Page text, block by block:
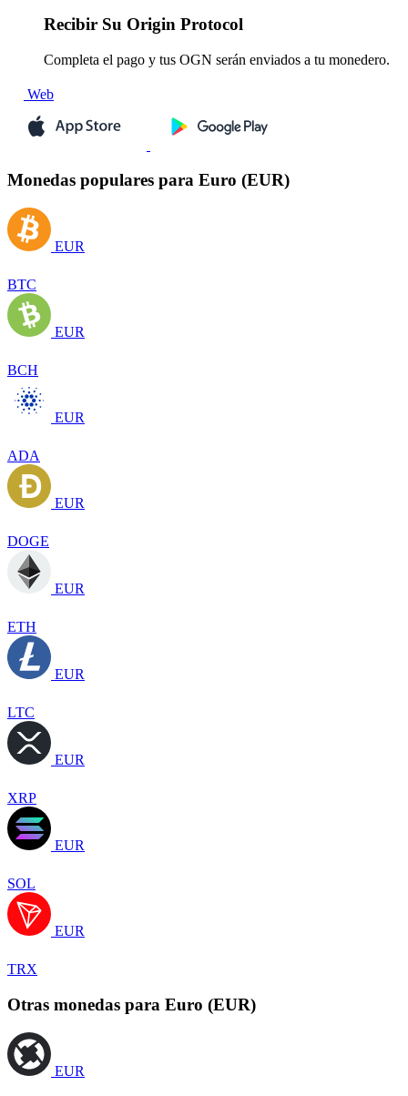
Recibir Su Origin Protocol
Completa el pago y tus OGN serán enviados a tu monedero.
Web
Monedas populares para Euro (EUR)
EUR
BTC
EUR
BCH
EUR
ADA
EUR
DOGE
EUR
ETH
EUR
LTC
EUR
XRP
EUR
SOL
EUR
TRX
Otras monedas para Euro (EUR)
EUR